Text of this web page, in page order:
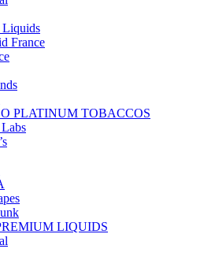
France
PLATINUM TOBACCOS
LIQUIDS